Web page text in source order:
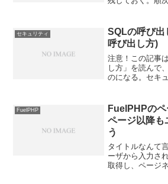
い。・ユーザ名
50055・IP...
セキュリティ
SQLの呼び出
呼び出し方)
注意！この記事
し方」を読んで
のになる。セキ
SQLインジェク
出し方)でリテ...
FuelPHP
FuelPHPの
ページ以降も
う
タイトルなんて
ーザから入力さ
取得し、ページ